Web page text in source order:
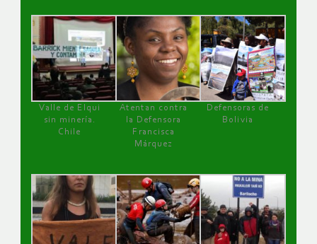
Valle de Elqui
sin minería.
Chile
Atentan contra
la Defensora
Francisca
Márquez
Defensoras de
Bolivia